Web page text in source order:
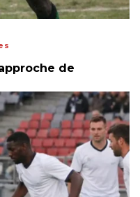
de